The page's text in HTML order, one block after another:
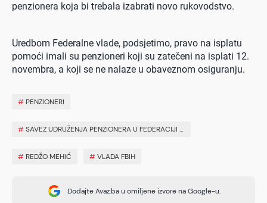
penzionera koja bi trebala izabrati novo rukovodstvo.
Uredbom Federalne vlade, podsjetimo, pravo na isplatu
pomoći imali su penzioneri koji su zatečeni na isplati 12.
novembra, a koji se ne nalaze u obaveznom osiguranju.
# PENZIONERI
#SAVEZ UDRUŽENJA PENZIONERA U FEDERACIJI BIH
# REDŽO MEHIĆ #VLADA FBIH
Dodajte Avaz.ba u omiljene izvore na Google-u.